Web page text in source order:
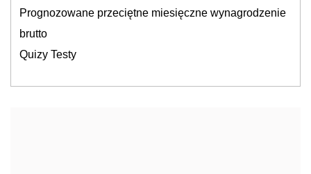
Prognozowane przeciętne miesięczne wynagrodzenie
brutto
Quizy Testy